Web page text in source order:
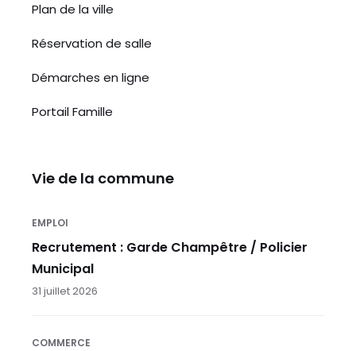
Plan de la ville
Réservation de salle
Démarches en ligne
Portail Famille
Vie de la commune
EMPLOI
Recrutement : Garde Champêtre / Policier
Municipal
31 juillet 2026
COMMERCE